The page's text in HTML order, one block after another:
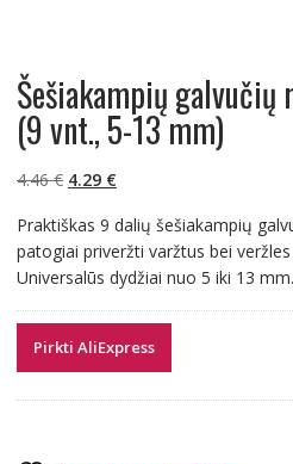
Šešiakampių
(9 vnt., 5-13 mm)
4.46€ Original
was:
4.46 €.
4.29 €Current
is:
4.29 €.
Praktiškas 9 dalių šešiakampių
patogiai priveržti varžtus bei
Universalūs dydžiai nuo 5 iki 13 mm.
Pirkti AliExpress